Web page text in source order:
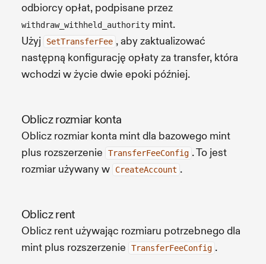
odbiorcy opłat, podpisane przez
withdraw_withheld_authority mint.
Użyj
SetTransferFee , aby zaktualizować
następną konfigurację opłaty za transfer, która
wchodzi w życie dwie epoki później.
Oblicz rozmiar konta
Oblicz rozmiar konta mint dla bazowego mint
plus rozszerzenie
TransferFeeConfig . To jest
rozmiar używany w
CreateAccount .
Oblicz rent
Oblicz rent używając rozmiaru potrzebnego dla
mint plus rozszerzenie
TransferFeeConfig .